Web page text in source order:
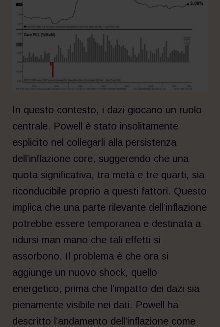
In questo contesto, i dazi giocano un ruolo
centrale. Powell è stato insolitamente
esplicito nel collegarli alla persistenza
dell’inflazione core, suggerendo che una
quota significativa, tra metà e tre quarti, sia
riconducibile proprio a questi fattori. Questo
implica che una parte rilevante dell’inflazione
potrebbe essere temporanea e destinata a
ridursi man mano che tali effetti si
assorbono. Il problema è che ora si
aggiunge un nuovo shock, quello
energetico, prima che l’impatto dei dazi sia
pienamente visibile nei dati. Powell ha
descritto l’andamento dell’inflazione come